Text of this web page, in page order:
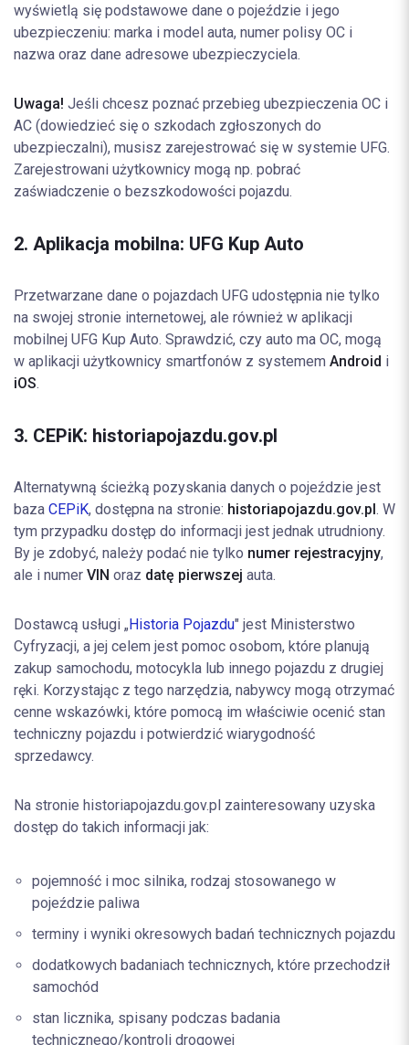
wyświetlą się podstawowe dane o pojeździe i jego
ubezpieczeniu: marka i model auta, numer polisy OC i
nazwa oraz dane adresowe ubezpieczyciela.
Uwaga! Jeśli chcesz poznać przebieg ubezpieczenia OC i
AC (dowiedzieć się o szkodach zgłoszonych do
ubezpieczalni), musisz zarejestrować się w systemie UFG.
Zarejestrowani użytkownicy mogą np. pobrać
zaświadczenie o bezszkodowości pojazdu.
2. Aplikacja mobilna: UFG Kup Auto
Przetwarzane dane o pojazdach UFG udostępnia nie tylko
na swojej stronie internetowej, ale również w aplikacji
mobilnej UFG Kup Auto. Sprawdzić, czy auto ma OC, mogą
w aplikacji użytkownicy smartfonów z systemem Android i
iOS.
3. CEPiK: historiapojazdu.gov.pl
Alternatywną ścieżką pozyskania danych o pojeździe jest
baza CEPiK, dostępna na stronie: historiapojazdu.gov.pl. W
tym przypadku dostęp do informacji jest jednak utrudniony.
By je zdobyć, należy podać nie tylko numer rejestracyjny,
ale i numer VIN oraz datę pierwszej auta.
Dostawcą usługi „Historia Pojazdu" jest Ministerstwo
Cyfryzacji, a jej celem jest pomoc osobom, które planują
zakup samochodu, motocykla lub innego pojazdu z drugiej
ręki. Korzystając z tego narzędzia, nabywcy mogą otrzymać
cenne wskazówki, które pomocą im właściwie ocenić stan
techniczny pojazdu i potwierdzić wiarygodność
sprzedawcy.
Na stronie historiapojazdu.gov.pl zainteresowany uzyska
dostęp do takich informacji jak:
pojemność i moc silnika, rodzaj stosowanego w
pojeździe paliwa
terminy i wyniki okresowych badań technicznych pojazdu
dodatkowych badaniach technicznych, które przechodził
samochód
stan licznika, spisany podczas badania
technicznego/kontroli drogowej